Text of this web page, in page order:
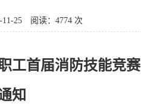
25 阅读：4774 次
工首届消防技能竞赛
知